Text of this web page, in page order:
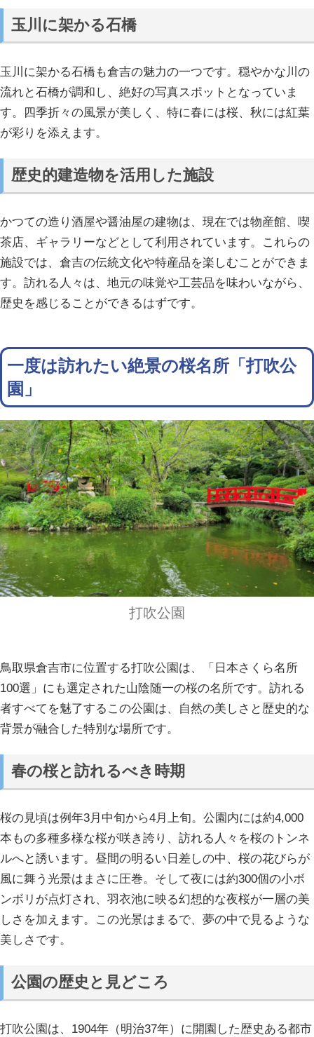
玉川に架かる石橋
玉川に架かる石橋も倉吉の魅力の一つです。穏やかな川の
流れと石橋が調和し、絶好の写真スポットとなっていま
す。四季折々の風景が美しく、特に春には桜、秋には紅葉
が彩りを添えます。
歴史的建造物を活用した施設
かつての造り酒屋や醤油屋の建物は、現在では物産館、喫
茶店、ギャラリーなどとして利用されています。これらの
施設では、倉吉の伝統文化や特産品を楽しむことができま
す。訪れる人々は、地元の味覚や工芸品を味わいながら、
歴史を感じることができるはずです。
一度は訪れたい絶景の桜名所「打吹公
園」
打吹公園
鳥取県倉吉市に位置する打吹公園は、「日本さくら名所
100選」にも選定された山陰随一の桜の名所です。訪れる
者すべてを魅了するこの公園は、自然の美しさと歴史的な
背景が融合した特別な場所です。
春の桜と訪れるべき時期
桜の見頃は例年3月中旬から4月上旬。公園内には約4,000
本もの多種多様な桜が咲き誇り、訪れる人々を桜のトンネ
ルへと誘います。昼間の明るい日差しの中、桜の花びらが
風に舞う光景はまさに圧巻。そして夜には約300個の小ボ
ンボリが点灯され、羽衣池に映る幻想的な夜桜が一層の美
しさを加えます。この光景はまるで、夢の中で見るような
美しさです。
公園の歴史と見どころ
打吹公園は、1904年（明治37年）に開園した歴史ある都市